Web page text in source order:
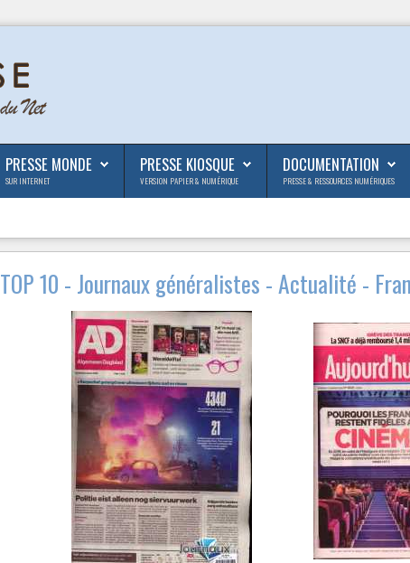
PRESSE MONDE
SUR INTERNET
PRESSE KIOSQUE
VERSION PAPIER & NUMÉRIQUE
DOCUMENTATION
PRESSE & RESSOURCES NUMÉRIQUES
TOP 10 - Journaux généralistes - Actualité -